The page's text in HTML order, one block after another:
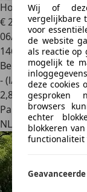
Honda S 2000
S
€ 22.750
06/2002
146.000 km
Benzine
- (l/100 km)
2,8
Particulier
NL 2628Delft
Wij of
vergelijkbare
voor
de website
als reactie op
mogelijk te
deze cookies
gesproken
browsers
echter
blokkeren
functionaliteit